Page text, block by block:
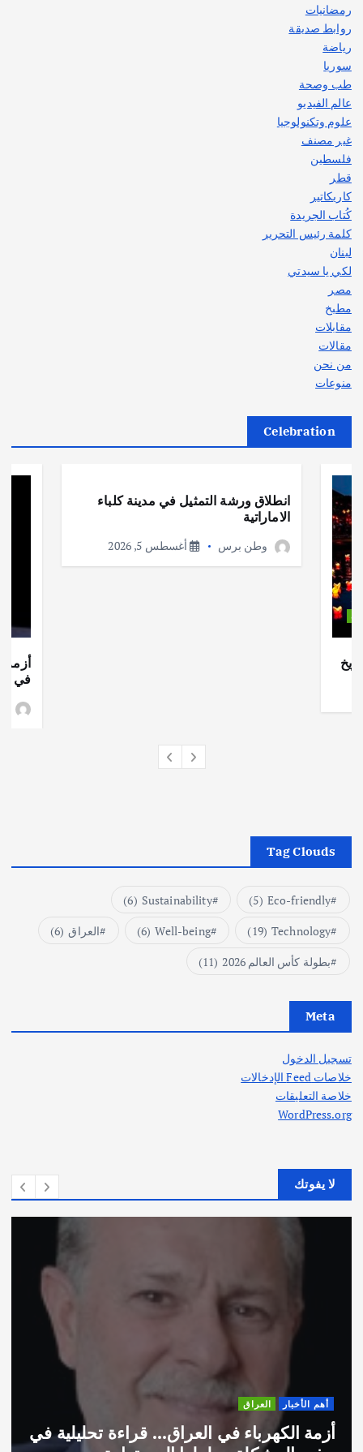
رمضانيات
روابط صديقة
رياضة
سوريا
طب وصحة
عالم الفيديو
علوم وتكنولوجيا
غير مصنف
فلسطين
قطر
كاريكاتير
كُتاب الجريدة
كلمة رئيس التحرير
لبنان
لكي يا سيدتي
مصر
مطبخ
مقابلات
مقالات
من نحن
منوعات
Celebration
انطلاق ورشة التمثيل في مدينة كلباء
الاماراتية
وطن برس أغسطس 5, 2026
أزمة
في
Tag Clouds
Eco-friendly
(5)
Sustainability
(6)
Technology
(19)
Well-being
(6) العراق (6)
بطولة كأس العالم 2026
(11)
Meta
تسجيل الدخول
خلاصات Feed الإدخالات
خلاصة التعليقات
WordPress.org
لا يفوتك
العراق
في العراق… قراءة تحليلية في
اختتام